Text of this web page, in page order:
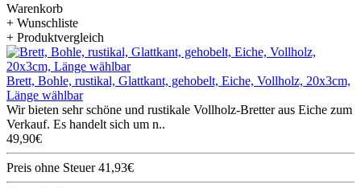
Warenkorb
+ Wunschliste
+ Produktvergleich
Brett, Bohle, rustikal, Glattkant, gehobelt, Eiche, Vollholz, 20x3cm,
Länge wählbar
Wir bieten sehr schöne und rustikale Vollholz-Bretter aus Eiche zum
Verkauf. Es handelt sich um n..
49,90€
Preis ohne Steuer 41,93€